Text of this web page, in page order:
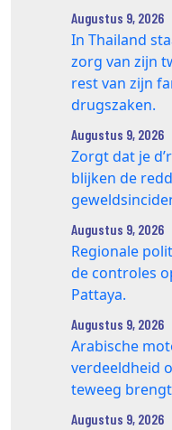
Augustus 9, 2026
In Thailand
zorg van zijn
rest van zijn
drugszaken.
Augustus 9, 2026
Zorgt dat je
blijken de
Augustus 9, 2026
Regionale
de controles
Pattaya.
Augustus 9, 2026
Arabische
verdeeldheid
teweeg
Augustus 9, 2026